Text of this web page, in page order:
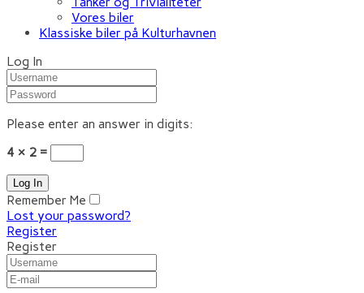
Vores biler
Klassiske biler på Kulturhavnen
Log In
Please enter an answer in digits:
4 × 2 =
Remember Me
Lost your password?
Register
Register